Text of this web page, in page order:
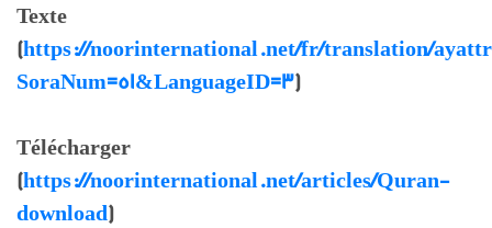
Texte
(https://noorinternational.net/fr/translation/
SoraNum=51&LanguageID=3)
Télécharger
(https://noorinternational.net/articles/Quran-
download)